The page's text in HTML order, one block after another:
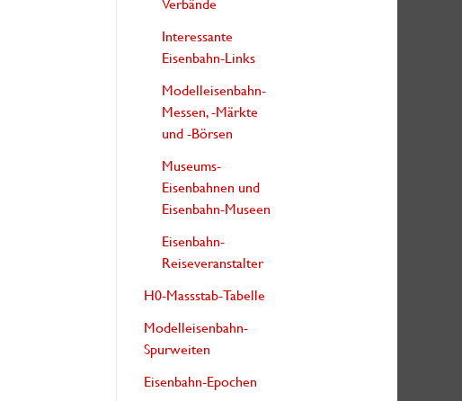
Verbände
Interessante
Eisenbahn-Links
Modelleisenbahn-
Messen, -Märkte
und -Börsen
Museums-
Eisenbahnen und
Eisenbahn-Museen
Eisenbahn-
Reiseveranstalter
H0-Massstab-Tabelle
Modelleisenbahn-
Spurweiten
Eisenbahn-Epochen